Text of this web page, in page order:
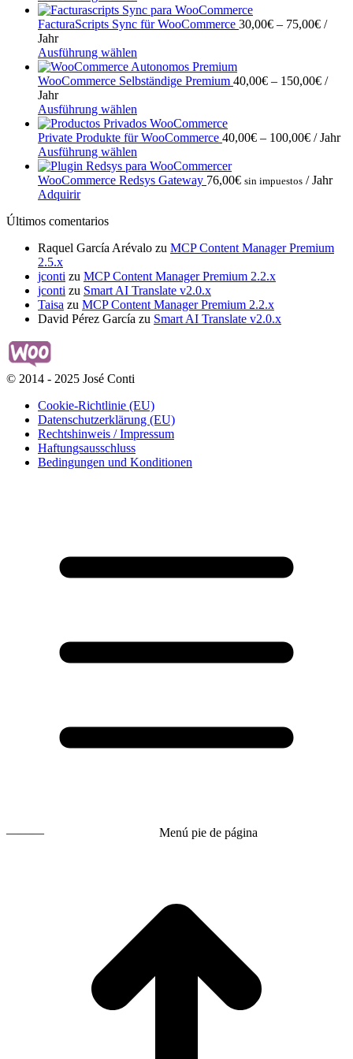
Optionen
können
Produktseite
gewählt
Produkt
weist
auf.
Die
auf
der
gewählt
werden
FacturaScripts Sync für WooCommerce 30,00€ – 75,00€ /
Jahr
Ausführung wählen
Produkt
weist
auf.
Die
können
auf
WooCommerce Selbständige Premium 40,00€ – 150,00€ /
Jahr
Ausführung wählen
Produkt
weist
Varianten
auf.
der
gewählt
werden
Private Produkte für WooCommerce 40,00€ – 100,00€
100,00€
/ Jahr
Ausführung wählen
Produkt
weist
Optionen
auf
der
Produktseite
gewählt
WooCommerce Redsys Gateway 76,00€ sin impuestos / Jahr
Adquirir
Últimos comentarios
Raquel García Arévalo zu MCP Content Manager Premium
2.5.x
jconti zu MCP Content Manager Premium 2.2.x
jconti zu Smart AI Translate v2.0.x
Taisa zu MCP Content Manager Premium 2.2.x
David Pérez García zu Smart AI Translate v2.0.x
© 2014 - 2025 José Conti
Cookie-Richtlinie (EU)
Datenschutzerklärung (EU)
Rechtshinweis / Impressum
Haftungsausschluss
Bedingungen und Konditionen
———
Menú pie de página